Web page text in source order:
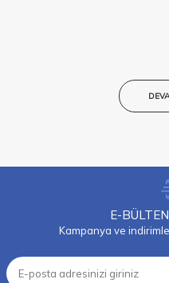
E-
Kampanya ve